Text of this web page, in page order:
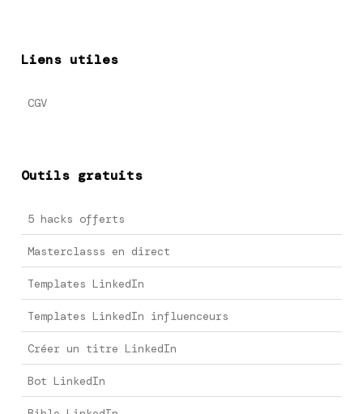
Liens utiles
CGV
Outils gratuits
5 hacks offerts
Masterclasss en direct
Templates LinkedIn
Templates LinkedIn influenceurs
Créer un titre LinkedIn
Bot LinkedIn